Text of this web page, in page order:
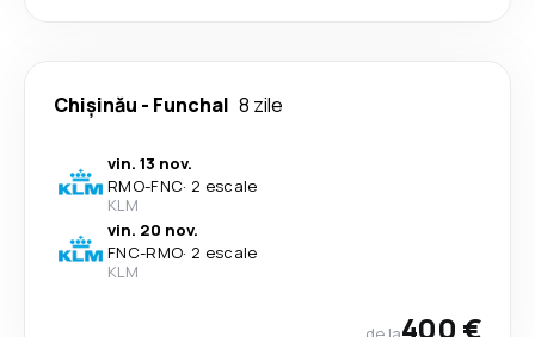
Chișinău - Funchal 8 zile
vin. 13 nov.
RMO-FNC· 2 escale
KLM
vin. 20 nov.
FNC-RMO· 2 escale
KLM
400 €